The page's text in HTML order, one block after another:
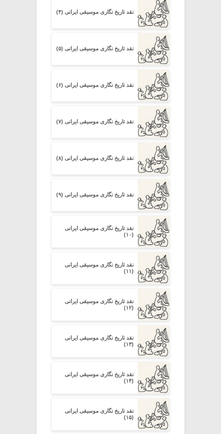
نقد تاریخ نگاری موسیقی ایرانی (۴)
نقد تاریخ نگاری موسیقی ایرانی (۵)
نقد تاریخ نگاری موسیقی ایرانی (۶)
نقد تاریخ نگاری موسیقی ایرانی (۷)
نقد تاریخ نگاری موسیقی ایرانی (۸)
نقد تاریخ نگاری موسیقی ایرانی (۹)
نقد تاریخ نگاری موسیقی ایرانی
(۱۰)
نقد تاریخ نگاری موسیقی ایرانی
(۱۱)
نقد تاریخ نگاری موسیقی ایرانی
(۱۲)
نقد تاریخ نگاری موسیقی ایرانی
(۱۳)
نقد تاریخ نگاری موسیقی ایرانی
(۱۴)
نقد تاریخ نگاری موسیقی ایرانی
(۱۵)